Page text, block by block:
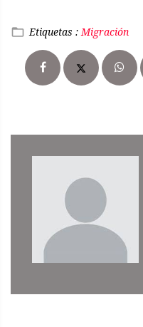
Etiquetas : Migración